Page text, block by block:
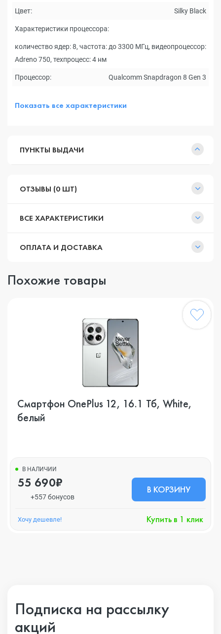
Цвет: Silky Black
Характеристики процессора:
количество ядер: 8, частота: до 3300 МГц, видеопроцессор:
Adreno 750, техпроцесс: 4 нм
Процессор: Qualcomm Snapdragon 8 Gen 3
Показать все характеристики
ПУНКТЫ ВЫДАЧИ
ОТЗЫВЫ (0 ШТ)
ВСЕ ХАРАКТЕРИСТИКИ
ОПЛАТА И ДОСТАВКА
Похожие товары
Смартфон OnePlus 12, 16.1 Тб, White,
белый
В НАЛИЧИИ
55 690₽
+557 бонусов
В КОРЗИНУ
Хочу дешевле! Купить в 1 клик
Подписка на рассылку
акций